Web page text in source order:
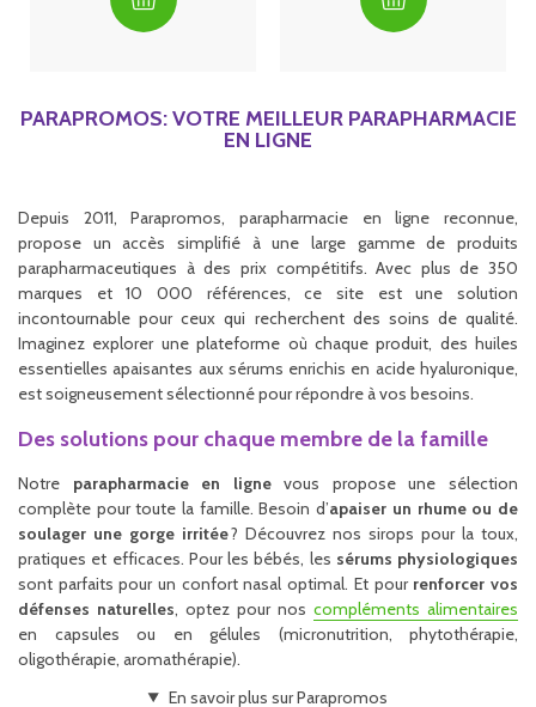
PARAPROMOS: VOTRE MEILLEUR PARAPHARMACIE
EN LIGNE
Depuis 2011, Parapromos, parapharmacie en ligne reconnue,
propose un accès simplifié à une large gamme de produits
parapharmaceutiques à des prix compétitifs. Avec plus de 350
marques et 10 000 références, ce site est une solution
incontournable pour ceux qui recherchent des soins de qualité.
Imaginez explorer une plateforme où chaque produit, des huiles
essentielles apaisantes aux sérums enrichis en acide hyaluronique,
est soigneusement sélectionné pour répondre à vos besoins.
Des solutions pour chaque membre de la famille
Notre parapharmacie en lignevous propose une sélection
complète pour toute la famille. Besoin d’apaiser un rhume ou de
soulager une gorge irritée? Découvrez nos sirops pour la toux,
pratiques et efficaces. Pour les bébés, les sérums physiologiques
sont parfaits pour un confort nasal optimal. Et pour renforcer vos
défenses naturelles, optez pour nos compléments alimentaires
en capsules ou en gélules (micronutrition, phytothérapie,
oligothérapie, aromathérapie).
En savoir plus sur Parapromos